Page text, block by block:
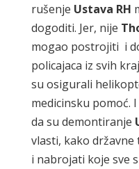
rušenje Ustava RH
dogoditi. Jer, nije
mogao postrojiti i
policajaca iz svih
su osigurali
medicinsku pomoć.
da su demontiranje
vlasti, kako
i nabrojati koje sve